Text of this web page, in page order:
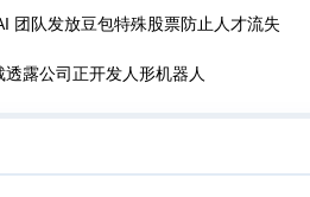
团队发放豆包特殊股票防止人才流失
透露公司正开发人形机器人